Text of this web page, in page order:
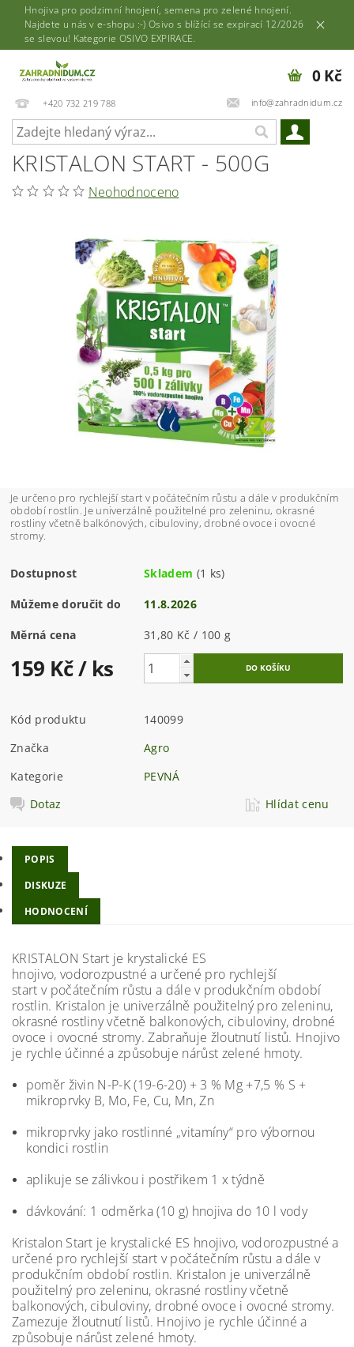
Hnojiva pro podzimní hnojení, semena pro zelené hnojení.
Najdete u nás v e-shopu :-) Osivo s blížící se expirací 12/2026
se slevou! Kategorie OSIVO EXPIRACE.
+420 732 219 788 info@zahradnidum.cz
0 Kč
KRISTALON START - 500G
Neohodnoceno
Je určeno pro rychlejší start v počátečním růstu a dále v produkčním
období rostlin. Je univerzálně použitelné pro zeleninu, okrasné
rostliny včetně balkónových, cibuloviny, drobné ovoce i ovocné
stromy.
Dostupnost Skladem (1 ks)
Můžeme doručit do 11.8.2026
Měrná cena 31,80 Kč / 100 g
159 Kč/ ks
Kód produktu
140099
Značka
Agro
Kategorie
PEVNÁ
Dotaz
Hlídat cenu
POPIS
DISKUZE
HODNOCENÍ
KRISTALON Start je krystalické ES
hnojivo, vodorozpustné a určené pro rychlejší
start v počátečním růstu a dále v produkčním období
rostlin. Kristalon je univerzálně použitelný pro zeleninu,
okrasné rostliny včetně balkonových, cibuloviny, drobné
ovoce i ovocné stromy. Zabraňuje žloutnutí listů. Hnojivo
je rychle účinné a způsobuje nárůst zelené hmoty.​
poměr živin N-P-K (19-6-20) + 3 % Mg +7,5 % S +
mikroprvky B, Mo, Fe, Cu, Mn, Zn
mikroprvky jako rostlinné „vitamíny“ pro výbornou
kondici rostlin
aplikuje se zálivkou i postřikem 1 x týdně
dávkování: 1 odměrka (10 g) hnojiva do 10 l vody
Kristalon Start je krystalické ES hnojivo, vodorozpustné a
určené pro rychlejší start v počátečním růstu a dále v
produkčním období rostlin. Kristalon je univerzálně
použitelný pro zeleninu, okrasné rostliny včetně
balkonových, cibuloviny, drobné ovoce i ovocné stromy.
Zamezuje žloutnutí listů. Hnojivo je rychle účinné a
způsobuje nárůst zelené hmoty.​